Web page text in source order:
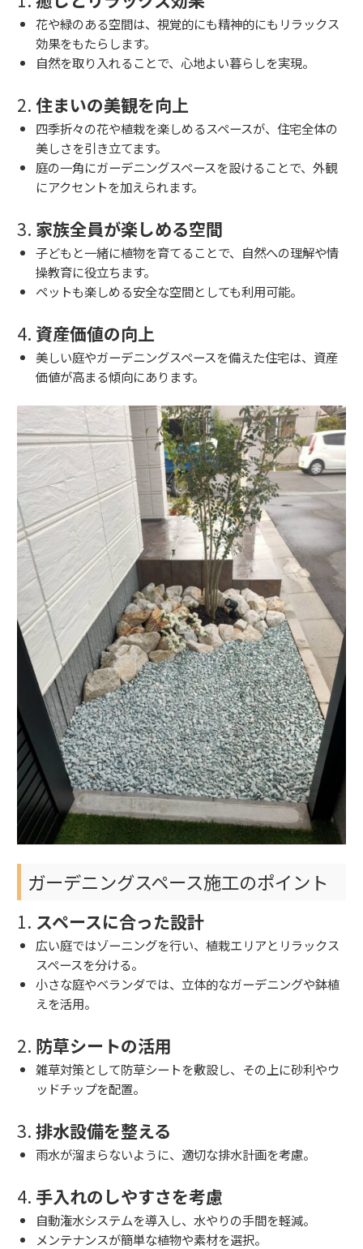
花や緑のある空間は、視覚的にも精神的にもリラックス
効果をもたらします。
自然を取り入れることで、心地よい暮らしを実現。
2. 住まいの美観を向上
四季折々の花や植栽を楽しめるスペースが、住宅全体の
美しさを引き立てます。
庭の一角にガーデニングスペースを設けることで、外観
にアクセントを加えられます。
3. 家族全員が楽しめる空間
子どもと一緒に植物を育てることで、自然への理解や情
操教育に役立ちます。
ペットも楽しめる安全な空間としても利用可能。
4. 資産価値の向上
美しい庭やガーデニングスペースを備えた住宅は、資産
価値が高まる傾向にあります。
ガーデニングスペース施工のポイント
1. スペースに合った設計
広い庭ではゾーニングを行い、植栽エリアとリラックス
スペースを分ける。
小さな庭やベランダでは、立体的なガーデニングや鉢植
えを活用。
2. 防草シートの活用
雑草対策として防草シートを敷設し、その上に砂利やウ
ッドチップを配置。
3. 排水設備を整える
雨水が溜まらないように、適切な排水計画を考慮。
4. 手入れのしやすさを考慮
自動潅水システムを導入し、水やりの手間を軽減。
メンテナンスが簡単な植物や素材を選択。